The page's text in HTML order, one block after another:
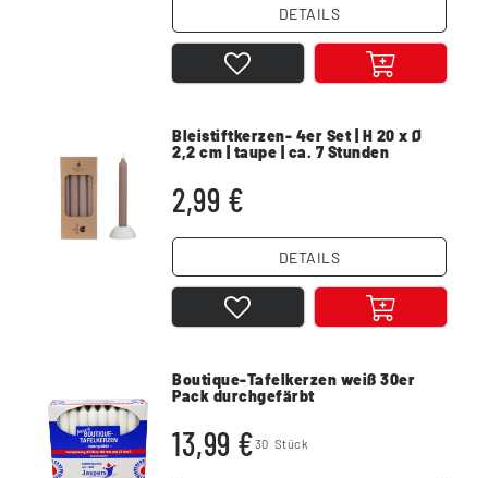
DETAILS
Bleistiftkerzen- 4er Set | H 20 x Ø
2,2 cm | taupe | ca. 7 Stunden
2,99 €
DETAILS
Boutique-Tafelkerzen weiß 30er
Pack durchgefärbt
13,99 €30 Stück